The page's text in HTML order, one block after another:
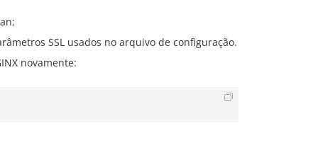
SSL usados no arquivo de configuração.
novamente: